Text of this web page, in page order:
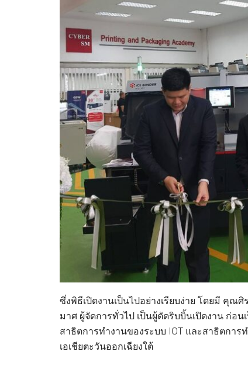
ซึ่งพิธีเปิดงานเป็นไปอย่างเรียบง่าย โดยมี คุ
มาศ ผู้จัดการทั่วไป เป็นผู้ตัดริบบิ้นเปิดงาน ก่อ
สาธิตการทำงานของระบบ IOT และสาธิตการ
เอเชียตะวันออกเฉียงใต้